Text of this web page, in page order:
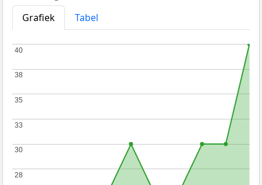
Grafiek
Tabel
28
28
30
30
33
33
35
35
38
38
40
40